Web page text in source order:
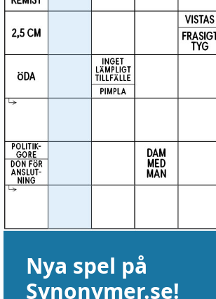
Nya spel på
Synonymer.se!